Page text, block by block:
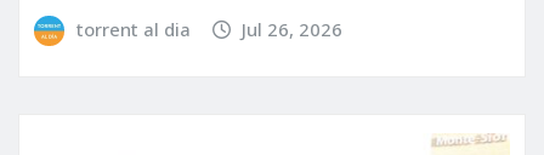
torrent al dia Jul 26, 2026